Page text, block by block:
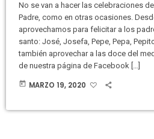
No se van a hacer las celebraciones
Padre, como en otras ocasiones.
aprovechamos para felicitar a los
santo: José, Josefa, Pepe, Pepa,
también aprovechar a las doce del
de nuestra página de Facebook […]
today MARZO 19, 2020